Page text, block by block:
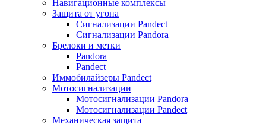
Навигационные комплексы
Защита от угона
Сигнализации Pandect
Сигнализации Pandora
Брелоки и метки
Pandora
Pandect
Иммобилайзеры Pandect
Мотосигнализации
Мотосигнализации Pandora
Мотосигнализации Pandect
Механическая защита